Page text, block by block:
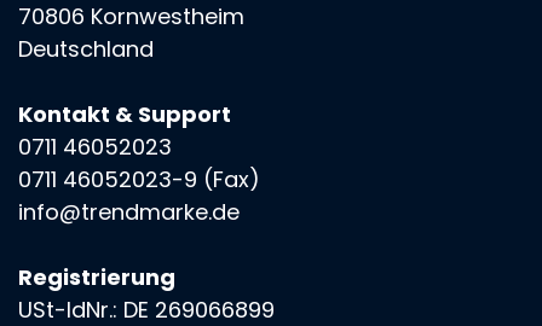
70806 Kornwestheim
Deutschland
Kontakt & Support
0711 46052023
0711 46052023-9 (Fax)
info@trendmarke.de
Registrierung
USt-IdNr.: DE 269066899